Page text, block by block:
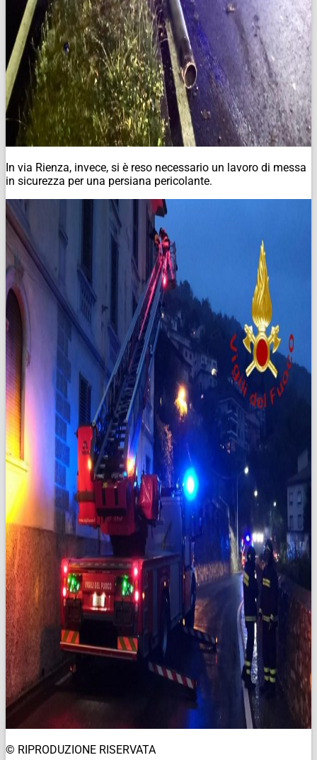
In via Rienza, invece, si è reso necessario un lavoro di messa
in sicurezza per una persiana pericolante.
© RIPRODUZIONE RISERVATA